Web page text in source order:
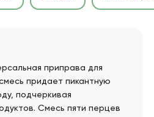
приправа для
придает пикантную
подчеркивая
Смесь пяти перцев